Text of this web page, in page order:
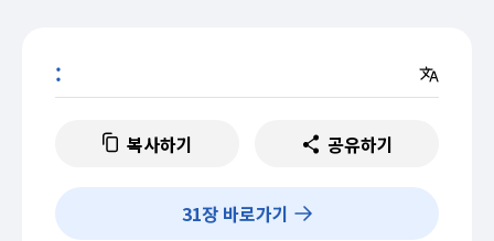
:
복사하기 공유하기
31장 바로가기